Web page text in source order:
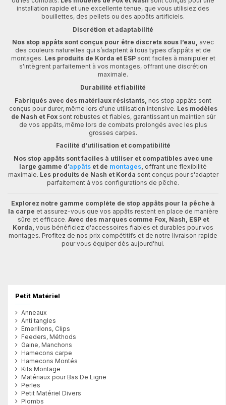
installation rapide et une excellente tenue, que vous utilisiez des
bouillettes, des pellets ou des appâts artificiels.
Discrétion et adaptabilité
Nos stop appâts sont conçus pour être discrets sous l’eau, avec
des couleurs naturelles qui s’adaptent à tous types d’appâts et de
montages. Les produits de Korda et ESPsont faciles à manipuler et
s'intègrent parfaitement à vos montages, offrant une discrétion
maximale.
Durabilité et fiabilité
Fabriqués avec des matériaux résistants, nos stop appâts sont
conçus pour durer, même lors d'une utilisation intensive. Les modèles
de Nash et Foxsont robustes et fiables, garantissant un maintien sûr
de vos appâts, même lors de combats prolongés avec les plus
grosses carpes.
Facilité d'utilisation et compatibilité
Nos stop appâts sont faciles à utiliser et compatibles avec une
large gamme d’appâts et de montages offrant une flexibilité
maximale. Les produits de Nash et Korda sont conçus pour s'adapter
parfaitement à vos configurations de pêche.
Explorez notre gamme complète de stop appâts pour la pêche à
la carpe et assurez-vous que vos appâts restent en place de manière
sûre et efficace. Avec des marques comme Fox, Nash, ESP et
Korda, vous bénéficiez d'accessoires fiables et durables pour vos
montages. Profitez de nos prix compétitifs et de notre livraison rapide
pour vous équiper dès aujourd'hui.
Petit Matériel
Anneaux
Anti tangles
Emerillons, Clips
Feeders, Méthods
Gaine, Manchons
Hamecons carpe
Hamecons Montés
Kits Montage
Matériaux pour Bas De Ligne
Perles
Petit Matériel Divers
Plombs